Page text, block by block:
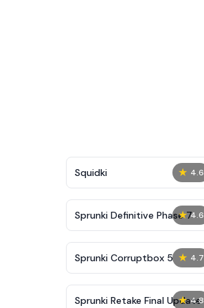
★ 4.6
Squidki
★ 4.6
Sprunki Definitive Phase 7
★ 4.7
Sprunki Corruptbox 5
★ 4.8
Sprunki Retake Final Update